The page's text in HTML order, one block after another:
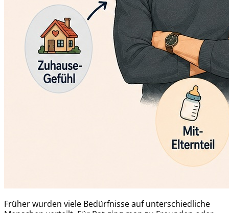
Früher wurden viele Bedürfnisse auf unterschiedliche